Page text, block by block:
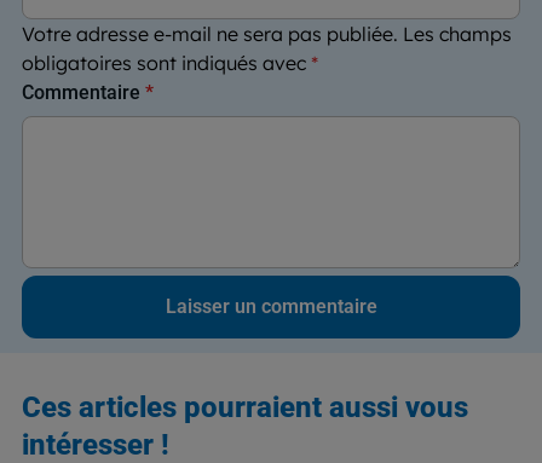
Votre adresse e-mail ne sera pas publiée. Les champs
obligatoires sont indiqués avec *
Commentaire *
Ces articles pourraient aussi vous
intéresser !